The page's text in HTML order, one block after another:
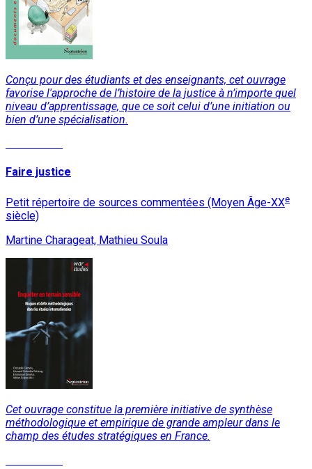
Conçu pour des étudiants et des enseignants, cet ouvrage
favorise l'approche de l’histoire de la justice à n’importe quel
niveau d’apprentissage, que ce soit celui d’une initiation ou
bien d’une spécialisation.
Faire justice
Petit répertoire de sources commentées (Moyen Âge-XXe
siècle)
Martine Charageat, Mathieu Soula
Cet ouvrage constitue la première initiative de synthèse
méthodologique et empirique de grande ampleur dans le
champ des études stratégiques en France.